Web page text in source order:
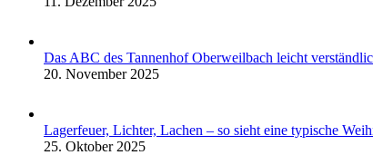
Das ABC des Tannenhof Oberweilbach leicht
20. November 2025
Lagerfeuer, Lichter, Lachen – so sieht eine typische
25. Oktober 2025